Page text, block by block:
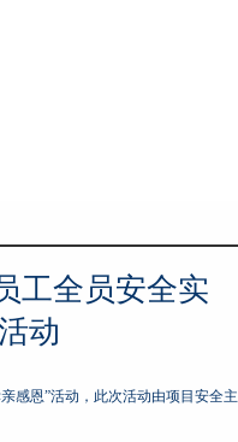
工全员安全实
动
感恩”活动，此次活动由项目安全主